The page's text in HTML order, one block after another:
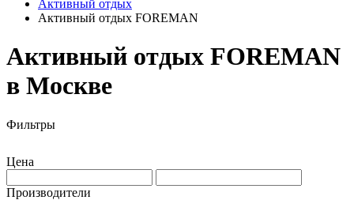
Активный отдых
Активный отдых FOREMAN
Активный отдых FOREMAN
в Москве
Фильтры
Цена
Производители